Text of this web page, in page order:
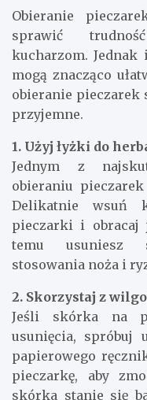
Obieranie
sprawić
kucharzom.
mogą znacząco
obieranie pieczarek
przyjemne.
1. Użyj łyżki do
Jednym z
obieraniu
Delikatnie wsuń
pieczarki i obracaj
temu usuniesz
stosowania noża i
2. Skorzystaj z
Jeśli skórka na
usunięcia, spróbuj
papierowego
pieczarkę, aby
skórka stanie się